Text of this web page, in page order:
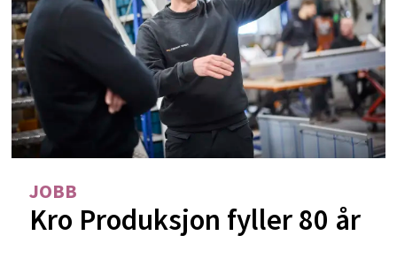
JOBB
Kro Produksjon fyller 80 år